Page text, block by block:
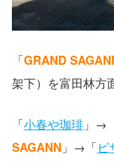
「GRAND
架下）を富田林方
「小春や珈琲」→
SAGANN 」→「ピ